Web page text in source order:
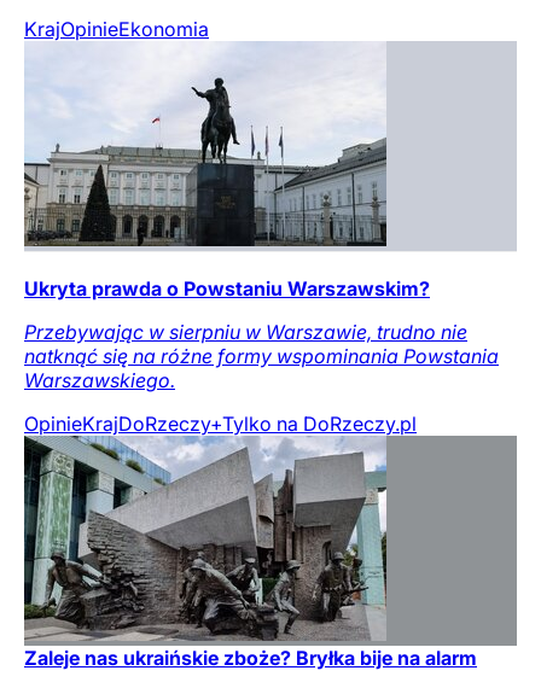
KrajOpinieEkonomia
Ukryta prawda o Powstaniu Warszawskim?
Przebywając w sierpniu w Warszawie, trudno nie
natknąć się na różne formy wspominania Powstania
Warszawskiego.
OpinieKrajDoRzeczy+Tylko na DoRzeczy.pl
Zaleje nas ukraińskie zboże? Bryłka bije na alarm